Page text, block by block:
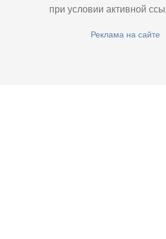
при условии активной
Реклама на сайте